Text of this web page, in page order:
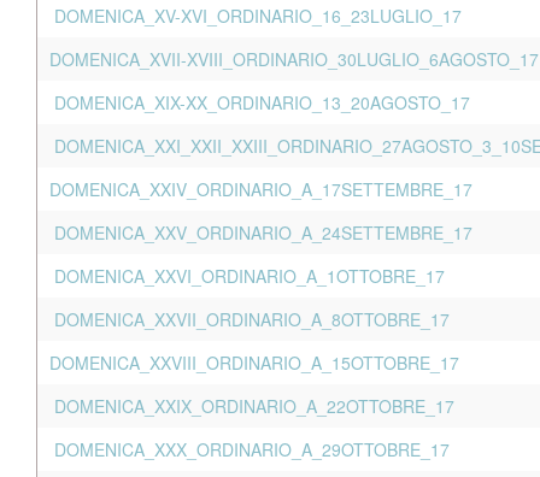
DOMENICA_XV-XVI_ORDINARIO_16_23LUGLIO_17
DOMENICA_XVII-XVIII_ORDINARIO_30LUGLIO_6AGOSTO_17
DOMENICA_XIX-XX_ORDINARIO_13_20AGOSTO_17
DOMENICA_XXIV_ORDINARIO_A_17SETTEMBRE_17
DOMENICA_XXV_ORDINARIO_A_24SETTEMBRE_17
DOMENICA_XXVI_ORDINARIO_A_1OTTOBRE_17
DOMENICA_XXVII_ORDINARIO_A_8OTTOBRE_17
DOMENICA_XXVIII_ORDINARIO_A_15OTTOBRE_17
DOMENICA_XXIX_ORDINARIO_A_22OTTOBRE_17
DOMENICA_XXX_ORDINARIO_A_29OTTOBRE_17